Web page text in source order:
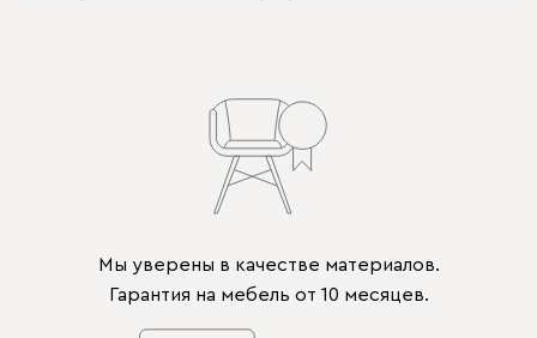
Мы уверены в качестве материалов.
Гарантия на мебель от 10 месяцев.